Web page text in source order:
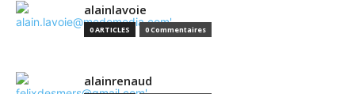
alainlavoie
0 ARTICLES 0 Commentaires
alainrenaud